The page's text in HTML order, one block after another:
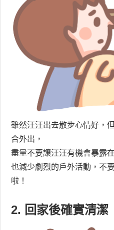
雖然汪汪出去散步心情好，
合外出，
盡量不要讓汪汪有機會暴露
也減少劇烈的戶外活動，不
啦！
2. 回家後確實清潔